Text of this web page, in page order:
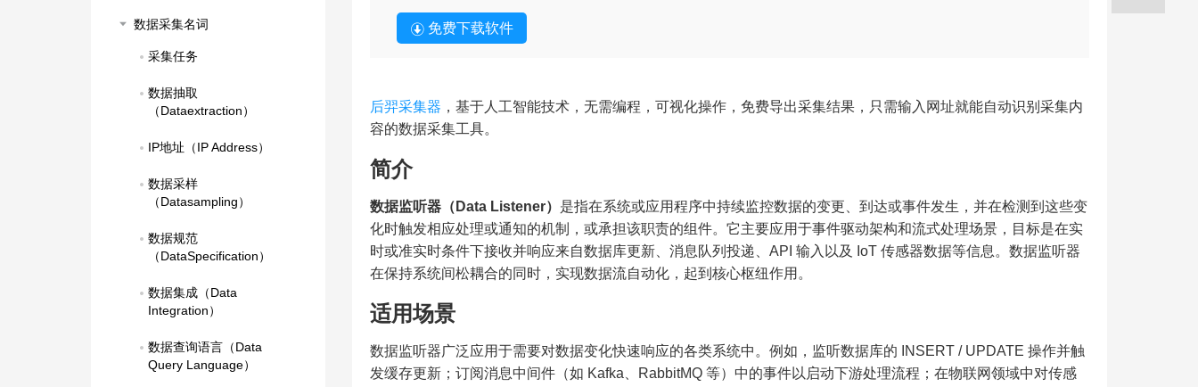
数据采集名词
采集任务
数据抽取
（Dataextraction）
IP地址（IP Address）
数据采样
（Datasampling）
数据规范
（DataSpecification）
数据集成（Data
Integration）
数据查询语言（Data
Query Language）
免费下载软件
后羿采集器 ，基于人工智能技术，无需编程，可视化操作，免费导出采集结果，只需输入网址就能自动识别采集内
容的数据采集工具。
简介
数据监听器（Data Listener） 是指在系统或应用程序中持续监控数据的变更、到达或事件发生，并在检测到这些变
化时触发相应处理或通知的机制，或承担该职责的组件。它主要应用于事件驱动架构和流式处理场景，目标是在实
时或准实时条件下接收并响应来自数据库更新、消息队列投递、API 输入以及 IoT 传感器数据等信息。数据监听器
在保持系统间松耦合的同时，实现数据流自动化，起到核心枢纽作用。
适用场景
数据监听器广泛应用于需要对数据变化快速响应的各类系统中。例如，监听数据库的 INSERT / UPDATE 操作并触
发缓存更新；订阅消息中间件（如 Kafka、RabbitMQ 等）中的事件以启动下游处理流程；在物联网领域中对传感